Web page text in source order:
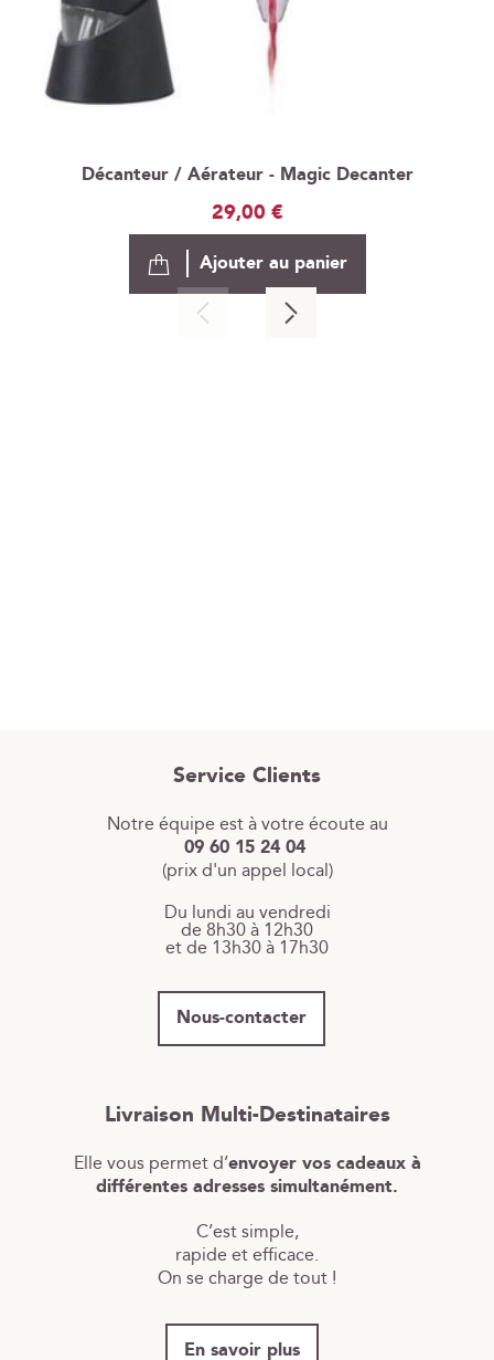
Décanteur / Aérateur - Magic Decanter
29,00 €
Ajouter au panier
Service Clients
Notre équipe est à votre écoute au
09 60 15 24 04
(prix d'un appel local)
Du lundi au vendredi
de 8h30 à 12h30
et de 13h30 à 17h30
Nous-contacter
Livraison Multi-Destinataires
Elle vous permet d’envoyer vos cadeaux à
différentes adresses simultanément.
C’est simple,
rapide et efficace.
On se charge de tout !
En savoir plus